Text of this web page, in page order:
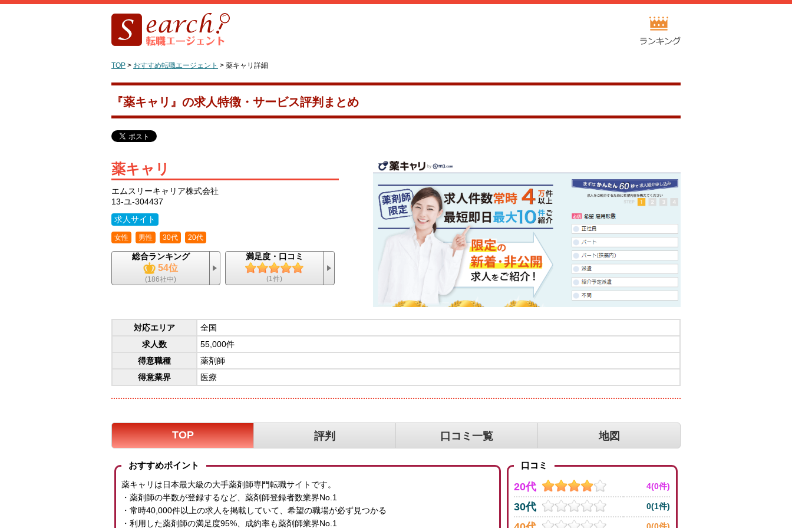
TOP > おすすめ転職エージェント > 薬キャリ詳細
『薬キャリ』の求人特徴・サービス評判まとめ
薬キャリ
エムスリーキャリア株式会社
13-ユ-304437
求人サイト
女性 男性 30代 20代
総合ランキング
54位
(186社中)
満足度・口コミ
(1件)
対応エリア
全国
求人数
55,000件
得意職種
薬剤師
得意業界
医療
TOP 評判 口コミ一覧 地図
おすすめポイント
薬キャリは日本最大級の大手薬剤師専門転職サイトです。
・薬剤師の半数が登録するなど、薬剤師登録者数業界No.1
・常時40,000件以上の求人を掲載していて、希望の職場が必ず見つかる
・利用した薬剤師の満足度95%、成約率も薬剤師業界No.1
口コミ
20代 4(0件)
30代 0(1件)
0(0件)